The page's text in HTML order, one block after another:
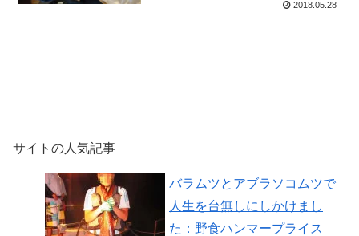
2018.05.28
サイトの人気記事
バラムツとアブラソコムツで
人生を台無しにしかけまし
た：野食ハンマープライス